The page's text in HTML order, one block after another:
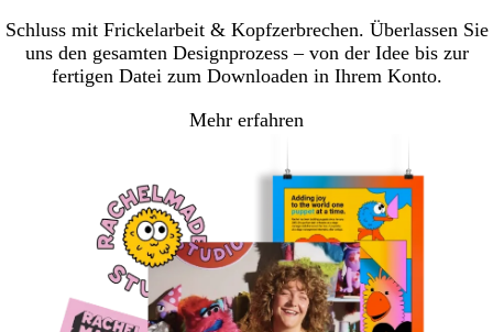
Schluss mit Frickelarbeit & Kopfzerbrechen. Überlassen Sie
uns den gesamten Designprozess – von der Idee bis zur
fertigen Datei zum Downloaden in Ihrem Konto.
Mehr erfahren